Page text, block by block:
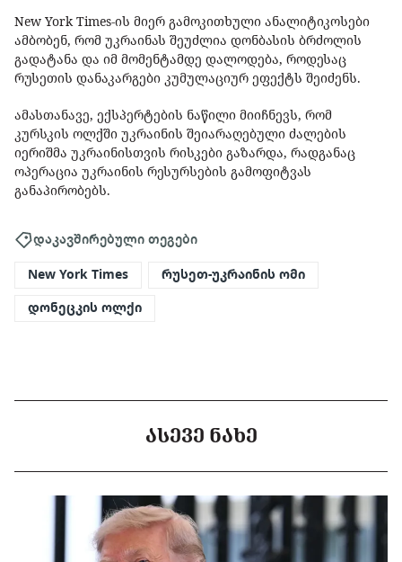
New York Times-ის მიერ გამოკითხული ანალიტიკოსები
ამბობენ, რომ უკრაინას შეუძლია დონბასის ბრძოლის
გადატანა და იმ მომენტამდე დალოდება, როდესაც
რუსეთის დანაკარგები კუმულაციურ ეფექტს შეიძენს.
ამასთანავე, ექსპერტების ნაწილი მიიჩნევს, რომ
კურსკის ოლქში უკრაინის შეიარაღებული ძალების
იერიშმა უკრაინისთვის რისკები გაზარდა, რადგანაც
ოპერაცია უკრაინის რესურსების გამოფიტვას
განაპირობებს.
დაკავშირებული თეგები
New York Times რუსეთ-უკრაინის ომი
დონეცკის ოლქი
ᲐᲡᲔᲕᲔ ᲜᲐᲮᲔ